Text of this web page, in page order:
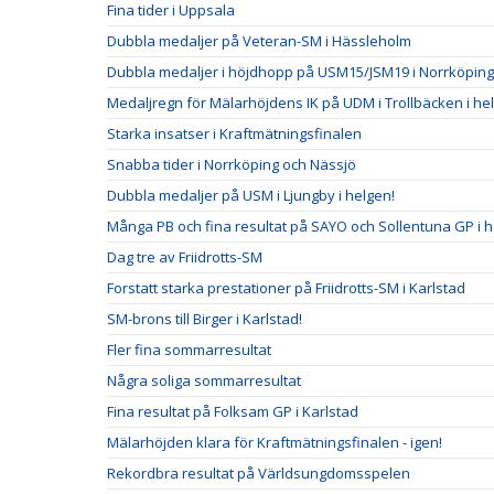
Fina tider i Uppsala
Dubbla medaljer på Veteran-SM i Hässleholm
Dubbla medaljer i höjdhopp på USM15/JSM19 i Norrköping
Medaljregn för Mälarhöjdens IK på UDM i Trollbäcken i
Starka insatser i Kraftmätningsfinalen
Snabba tider i Norrköping och Nässjö
Dubbla medaljer på USM i Ljungby i helgen!
Många PB och fina resultat på SAYO och Sollentuna GP i
Dag tre av Friidrotts-SM
Forstatt starka prestationer på Friidrotts-SM i Karlstad
SM-brons till Birger i Karlstad!
Fler fina sommarresultat
Några soliga sommarresultat
Fina resultat på Folksam GP i Karlstad
Mälarhöjden klara för Kraftmätningsfinalen - igen!
Rekordbra resultat på Världsungdomsspelen